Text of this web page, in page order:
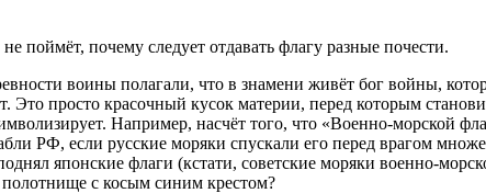
почему следует отдавать флагу разные почести.
воины полагали, что в знамени живёт бог войны,
просто красочный кусок материи, перед которым
Например, насчёт того, что «Военно-морской
РФ, если русские моряки спускали его перед врагом
японские флаги (кстати, советские моряки военно-
полотнище с косым синим крестом?